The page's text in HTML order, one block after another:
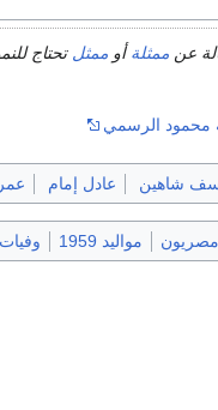
عن ممثلةأو ممثل تحتاج
محمود الرسمي
شاهين عادل إمام
مواليد 1959 وفيات